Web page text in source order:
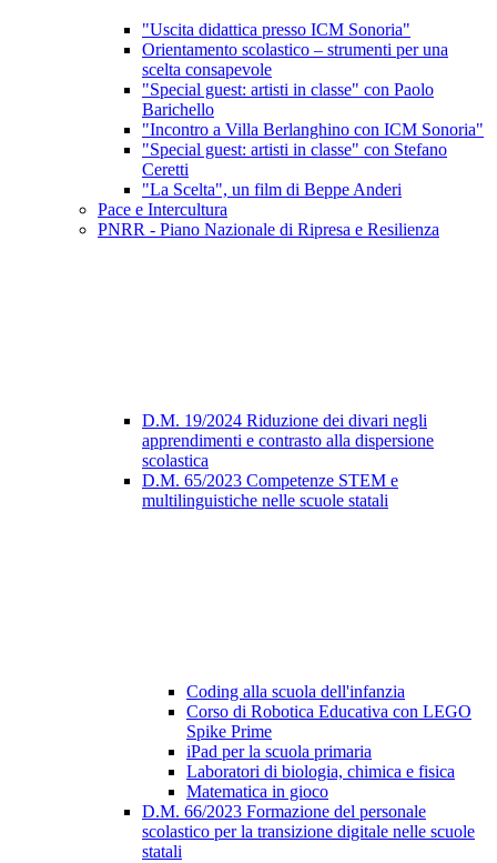
"Uscita didattica presso ICM Sonoria"
Orientamento scolastico – strumenti per una
scelta consapevole
"Special guest: artisti in classe" con Paolo
Barichello
"Incontro a Villa Berlanghino con ICM Sonoria"
"Special guest: artisti in classe" con Stefano
Ceretti
"La Scelta", un film di Beppe Anderi
Pace e Intercultura
PNRR - Piano Nazionale di Ripresa e Resilienza
D.M. 19/2024 Riduzione dei divari negli
apprendimenti e contrasto alla dispersione
scolastica
D.M. 65/2023 Competenze STEM e
multilinguistiche nelle scuole statali
Coding alla scuola dell'infanzia
Corso di Robotica Educativa con LEGO
Spike Prime
iPad per la scuola primaria
Laboratori di biologia, chimica e fisica
Matematica in gioco
D.M. 66/2023 Formazione del personale
scolastico per la transizione digitale nelle scuole
statali